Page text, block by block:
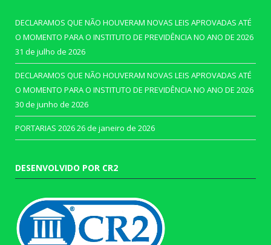
DECLARAMOS QUE NÃO HOUVERAM NOVAS LEIS APROVADAS ATÉ
O MOMENTO PARA O INSTITUTO DE PREVIDÊNCIA NO ANO DE 2026
31 de julho de 2026
DECLARAMOS QUE NÃO HOUVERAM NOVAS LEIS APROVADAS ATÉ
O MOMENTO PARA O INSTITUTO DE PREVIDÊNCIA NO ANO DE 2026
30 de junho de 2026
PORTARIAS 202626 de janeiro de 2026
DESENVOLVIDO POR CR2